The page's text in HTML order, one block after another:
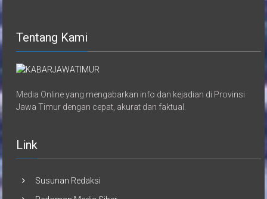
Tentang Kami
Media Online yang mengabarkan info dan kejadian di Provinsi
Jawa Timur dengan cepat, akurat dan faktual.
Link
Susunan Redaksi